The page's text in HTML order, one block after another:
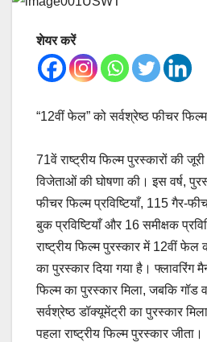
शेयर करें
“12वीं फेल” को सर्वश्रेष्ठ फीचर
71वें राष्ट्रीय फिल्म पुरस्कारों की
विजेताओं की घोषणा की। इस वर्ष,
फीचर फिल्म प्रविष्टियाँ, 115 गैर-
बुक प्रविष्टियाँ और 16 समीक्षक
राष्ट्रीय फिल्म पुरस्कार में 12वीं फेल
का पुरस्कार दिया गया है। फ्लावरिंग
फिल्म का पुरस्कार मिला, जबकि गॉड
सर्वश्रेष्ठ डॉक्यूमेंट्री का पुरस्कार
पहला राष्ट्रीय फिल्म पुरस्कार जीता।